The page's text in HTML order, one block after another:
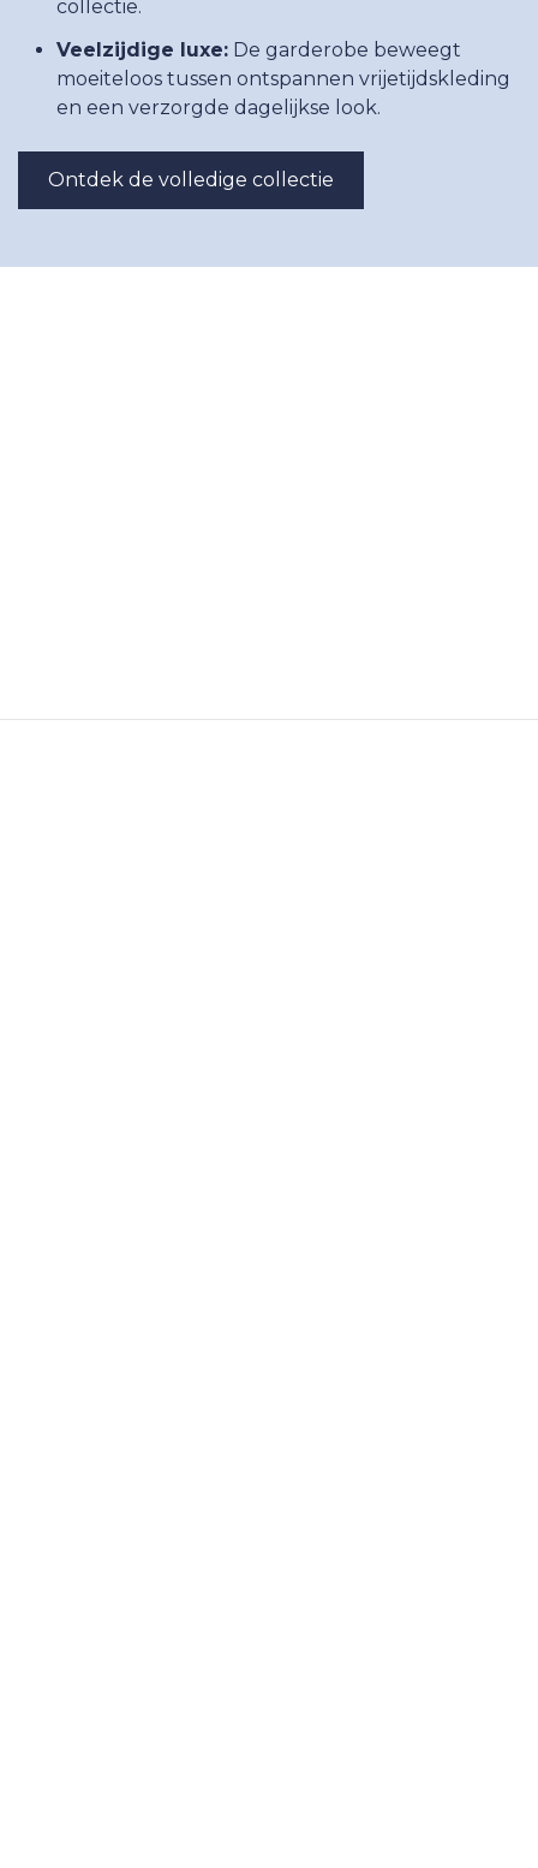
collectie.
Veelzijdige luxe: De garderobe beweegt
moeiteloos tussen ontspannen vrijetijdskleding
en een verzorgde dagelijkse look.
Ontdek de volledige collectie